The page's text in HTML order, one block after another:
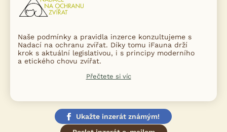
Naše podmínky a pravidla inzerce konzultujeme s
Nadací na ochranu zvířat. Díky tomu iFauna drží
krok s aktuální legislativou, i s principy moderního
a etického chovu zvířat.
Přečtete si víc
Ukažte inzerát známým!